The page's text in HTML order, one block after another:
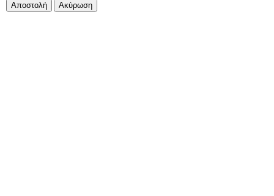
Αποστολή Aκύρωση